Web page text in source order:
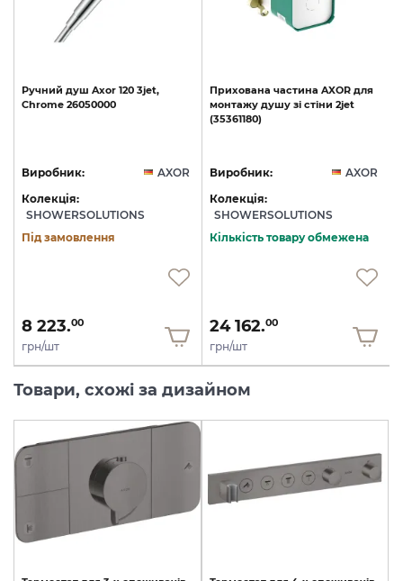
Ручний душ Axor 120 3jet,
Chrome 26050000
Виробник:
AXOR
Колекція:
SHOWERSOLUTIONS
Під замовлення
8 223.00
грн/шт
Прихована частина AXOR для
монтажу душу зі стіни 2jet
(35361180)
Виробник:
AXOR
Колекція:
SHOWERSOLUTIONS
Кількість товару обмежена
24 162.00
грн/шт
Товари, схожі за дизайном